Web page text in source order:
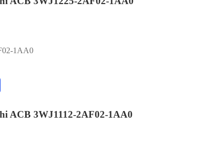
1AA0
ACB 3WJ1112-2AF02-1AA0